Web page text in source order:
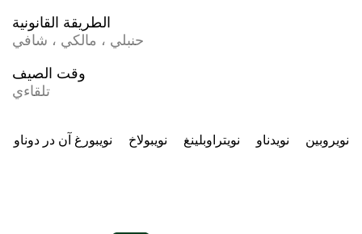
الطريقة القانونية
حنبلي ، مالكي ، شافي
وقت الصيف
تلقاءي
نويبورغ آن در دوناو نويبولاخ نويتراوبلينغ نويدناو نويروبين